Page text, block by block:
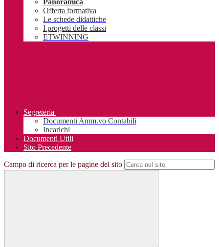
Panoramica
Offerta formativa
Le schede didattiche
I progetti delle classi
ETWINNING
Segreteria
Documenti Amm.vo Contabili
Incarichi
Documenti Utili
Sito Precedente
Campo di ricerca per le pagine del sito